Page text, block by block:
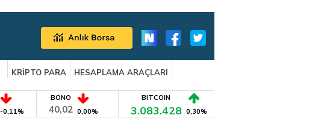
KRİPTO PARA
HESAPLAMA ARAÇLARI
-0,11%
BONO
40,02 0,00%
BITCOIN
3.083.428 0,30%